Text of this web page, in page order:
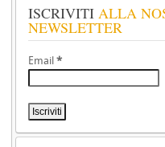
ISCRIVITI ALLA
NEWSLETTER
Email *